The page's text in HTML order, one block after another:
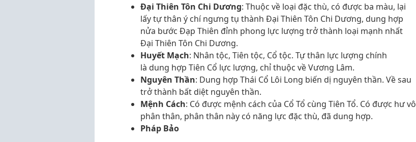
Đại Thiên Tôn Chi Dương: Thuộc về loại đặc thù, có được ba màu, lại
lấy tự thân ý chí ngưng tụ thành Đại Thiên Tôn Chi Dương, dung hợp
nửa bước Đạp Thiên đỉnh phong lực lượng trở thành loại mạnh nhất
Đại Thiên Tôn Chi Dương.
Huyết Mạch: Nhân tộc, Tiên tộc, Cổ tộc. Tự thân lực lượng chính
là dung hợp Tiên Cổ lực lượng, chỉ thuộc về Vương Lâm.
Nguyên Thần: Dung hợp Thái Cổ Lôi Long biến dị nguyên thần. Về sau
trở thành bất diệt nguyên thần.
Mệnh Cách: Có được mệnh cách của Cổ Tổ cùng Tiên Tổ. Có được hư vô
phân thân, phân thân này có năng lực đặc thù, đã dung hợp.
Pháp Bảo